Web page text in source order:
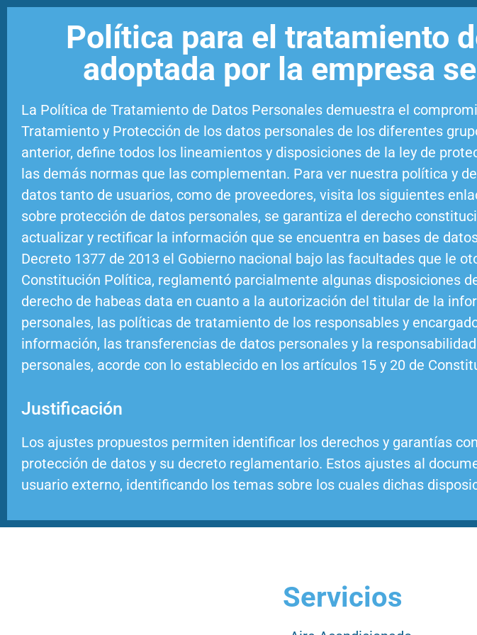
Política para el tratamiento
adoptada por la empresa
La Política de Tratamiento de Datos Personales demuestra el
Tratamiento y Protección de los datos personales de los diferentes
anterior, define todos los lineamientos y disposiciones de la ley de
las demás normas que las complementan. Para ver nuestra política y
datos tanto de usuarios, como de proveedores, visita los siguientes
sobre protección de datos personales, se garantiza el derecho
actualizar y rectificar la información que se encuentra en bases de
Decreto 1377 de 2013 el Gobierno nacional bajo las facultades que le
Constitución Política, reglamentó parcialmente algunas disposiciones
derecho de habeas data en cuanto a la autorización del titular de la
personales, las políticas de tratamiento de los responsables y
información, las transferencias de datos personales y la
personales, acorde con lo establecido en los artículos 15 y 20 de
Justificación
Los ajustes propuestos permiten identificar los derechos y garantías
protección de datos y su decreto reglamentario. Estos ajustes al
usuario externo, identificando los temas sobre los cuales dichas
Servicios